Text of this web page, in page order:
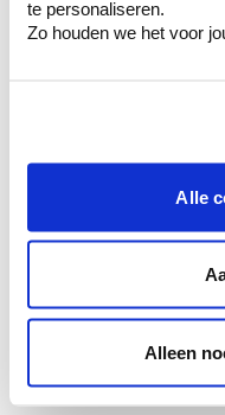
te personaliseren.
Zo houden we het voor
Alle
Alleen
combinaison
Conseil
en couleur.
l'éclairage et
Obtenez un